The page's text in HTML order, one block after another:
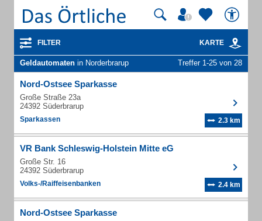
FILTER KARTE
Geldautomaten in Norderbrarup Treffer 1-25 von 28
Nord-Ostsee Sparkasse
Große Straße 23a
24392 Süderbrarup
Sparkassen 2.3 km
VR Bank Schleswig-Holstein Mitte eG
Große Str. 16
24392 Süderbrarup
Volks-/Raiffeisenbanken 2.4 km
Nord-Ostsee Sparkasse